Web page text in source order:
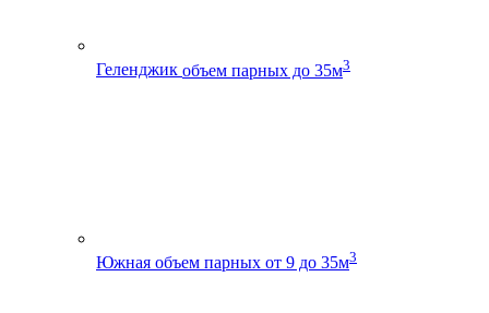
Геленджик объем парных до 35м3
Южная объем парных от 9 до 35м3